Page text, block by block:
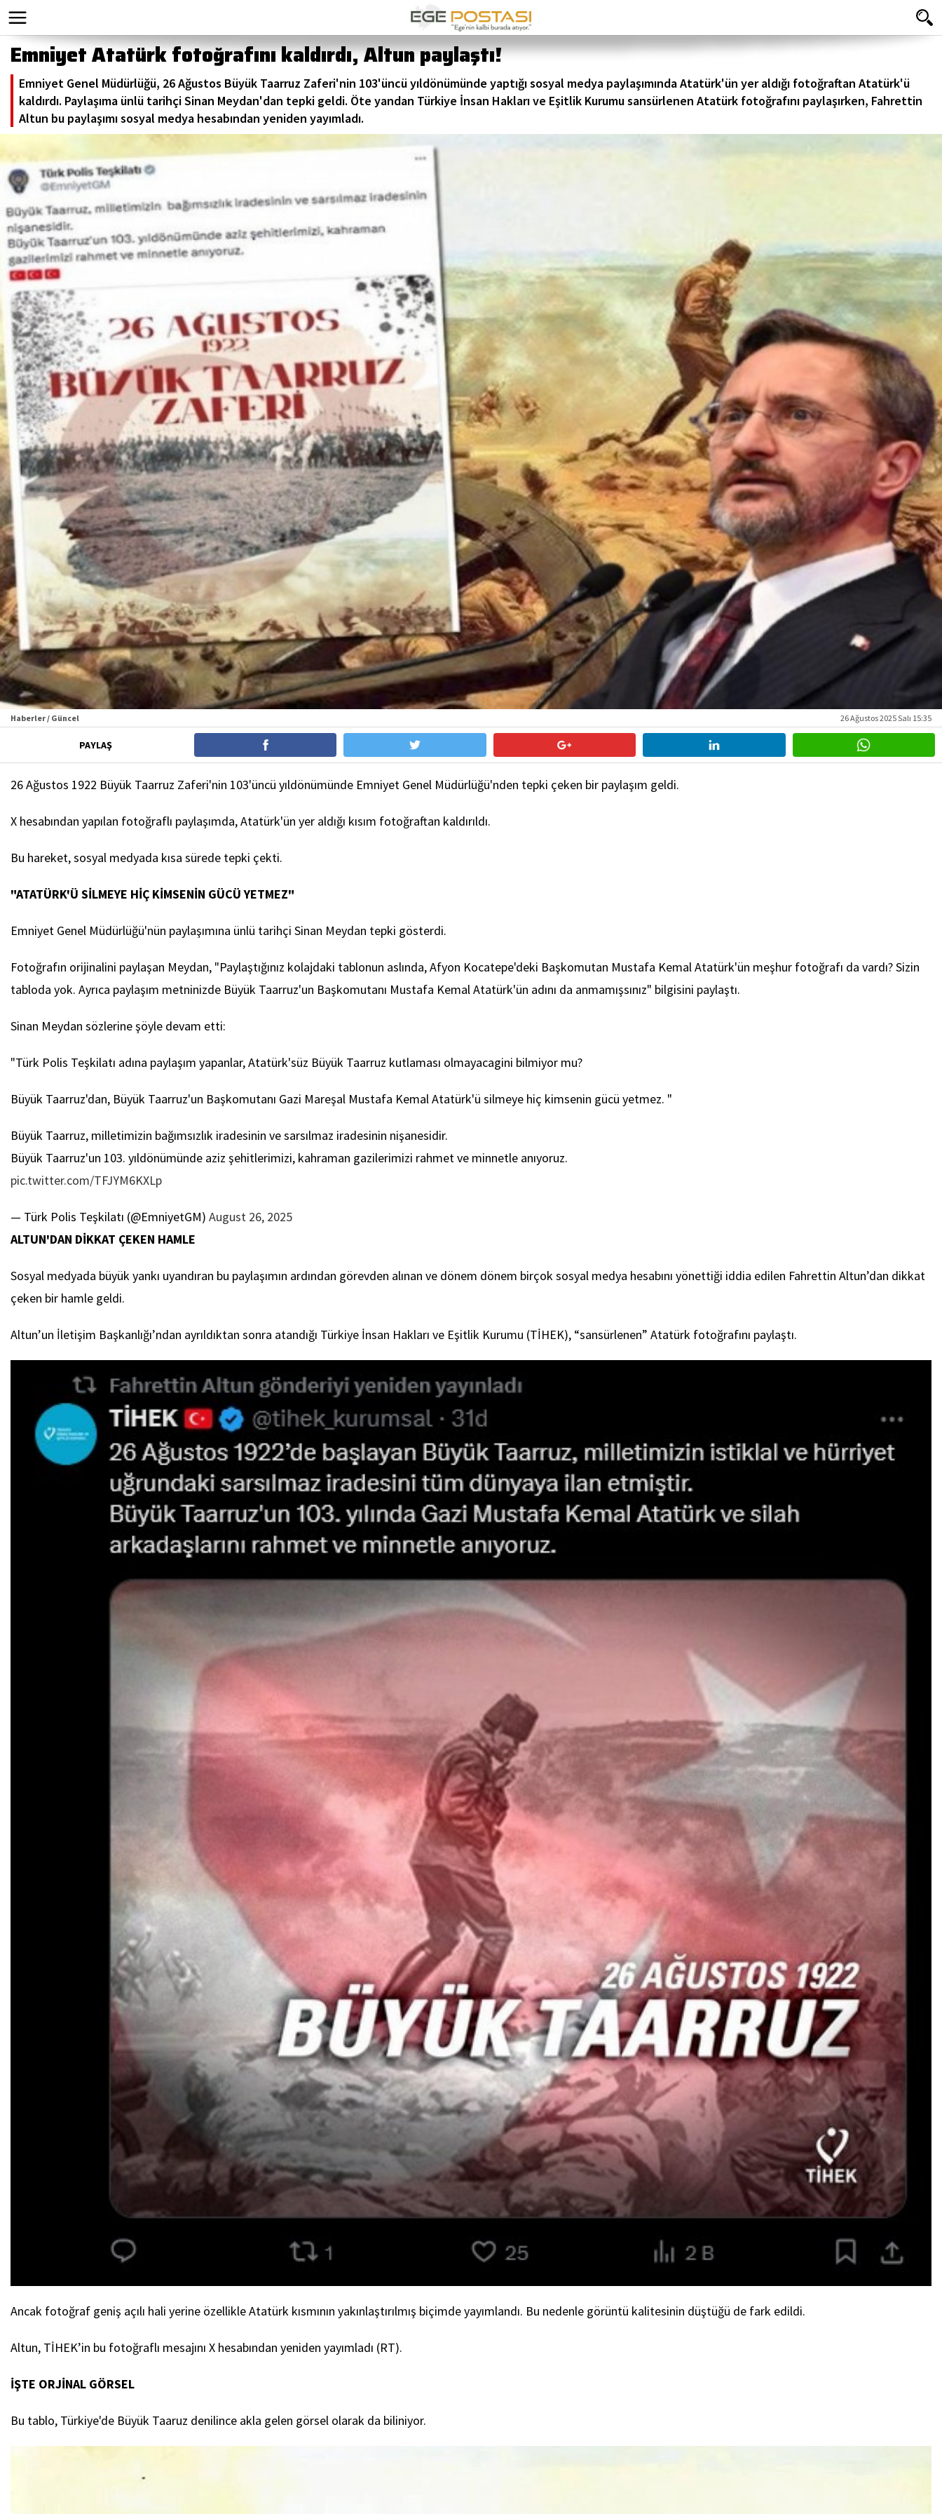
Emniyet Atatürk fotoğrafını kaldırdı, Altun paylaştı!
Emniyet Genel Müdürlüğü, 26 Ağustos Büyük Taarruz Zaferi'nin 103'üncü yıldönümünde yaptığı sosyal medya paylaşımında Atatürk'ün yer aldığı fotoğraftan Atatürk'ü
kaldırdı. Paylaşıma ünlü tarihçi Sinan Meydan'dan tepki geldi. Öte yandan Türkiye İnsan Hakları ve Eşitlik Kurumu sansürlenen Atatürk fotoğrafını paylaşırken, Fahrettin
Altun bu paylaşımı sosyal medya hesabından yeniden yayımladı.
Haberler / Güncel 26 Ağustos 2025 Salı 15:35
PAYLAŞ
26 Ağustos 1922 Büyük Taarruz Zaferi'nin 103'üncü yıldönümünde Emniyet Genel Müdürlüğü'nden tepki çeken bir paylaşım geldi.
X hesabından yapılan fotoğraflı paylaşımda, Atatürk'ün yer aldığı kısım fotoğraftan kaldırıldı.
Bu hareket, sosyal medyada kısa sürede tepki çekti.
"ATATÜRK'Ü SİLMEYE HİÇ KİMSENİN GÜCÜ YETMEZ"
Emniyet Genel Müdürlüğü'nün paylaşımına ünlü tarihçi Sinan Meydan tepki gösterdi.
Fotoğrafın orijinalini paylaşan Meydan, "Paylaştığınız kolajdaki tablonun aslında, Afyon Kocatepe'deki Başkomutan Mustafa Kemal Atatürk'ün meşhur fotoğrafı da vardı? Sizin
tabloda yok. Ayrıca paylaşım metninizde Büyük Taarruz'un Başkomutanı Mustafa Kemal Atatürk'ün adını da anmamışsınız" bilgisini paylaştı.
Sinan Meydan sözlerine şöyle devam etti:
"Türk Polis Teşkilatı adına paylaşım yapanlar, Atatürk'süz Büyük Taarruz kutlaması olmayacagini bilmiyor mu?
Büyük Taarruz'dan, Büyük Taarruz'un Başkomutanı Gazi Mareşal Mustafa Kemal Atatürk'ü silmeye hiç kimsenin gücü yetmez. "
Büyük Taarruz, milletimizin bağımsızlık iradesinin ve sarsılmaz iradesinin nişanesidir.
Büyük Taarruz'un 103. yıldönümünde aziz şehitlerimizi, kahraman gazilerimizi rahmet ve minnetle anıyoruz.
pic.twitter.com/TFJYM6KXLp
— Türk Polis Teşkilatı (@EmniyetGM) August 26, 2025
ALTUN'DAN DİKKAT ÇEKEN HAMLE
Sosyal medyada büyük yankı uyandıran bu paylaşımın ardından görevden alınan ve dönem dönem birçok sosyal medya hesabını yönettiği iddia edilen Fahrettin Altun’dan dikkat
çeken bir hamle geldi.
Altun’un İletişim Başkanlığı’ndan ayrıldıktan sonra atandığı Türkiye İnsan Hakları ve Eşitlik Kurumu (TİHEK), “sansürlenen” Atatürk fotoğrafını paylaştı.
Ancak fotoğraf geniş açılı hali yerine özellikle Atatürk kısmının yakınlaştırılmış biçimde yayımlandı. Bu nedenle görüntü kalitesinin düştüğü de fark edildi.
Altun, TİHEK’in bu fotoğraflı mesajını X hesabından yeniden yayımladı (RT).
İŞTE ORJİNAL GÖRSEL
Bu tablo, Türkiye'de Büyük Taaruz denilince akla gelen görsel olarak da biliniyor.